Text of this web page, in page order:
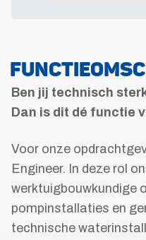
Ben jij technisch
Dan is dit dé functie
Voor onze
Engineer. In deze rol
werktuigbouwkundige
pompinstallaties en
technische